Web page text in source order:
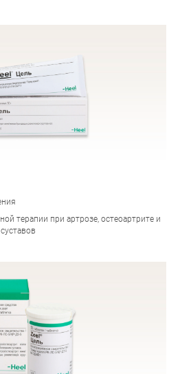
терапии при артрозе, остеоартрите и